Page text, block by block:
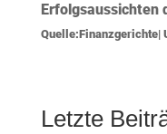
Erfolgsaussichten
Letzte